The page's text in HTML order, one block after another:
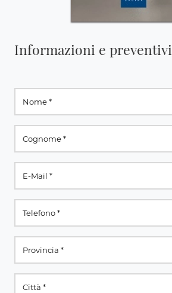
Informazioni e preventivi